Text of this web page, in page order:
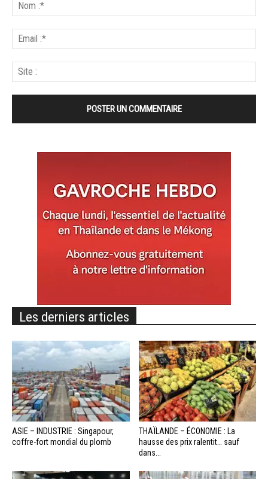
Les derniers articles
ASIE – INDUSTRIE : Singapour,
coffre-fort mondial du plomb
THAÏLANDE – ÉCONOMIE : La
hausse des prix ralentit… sauf
dans...